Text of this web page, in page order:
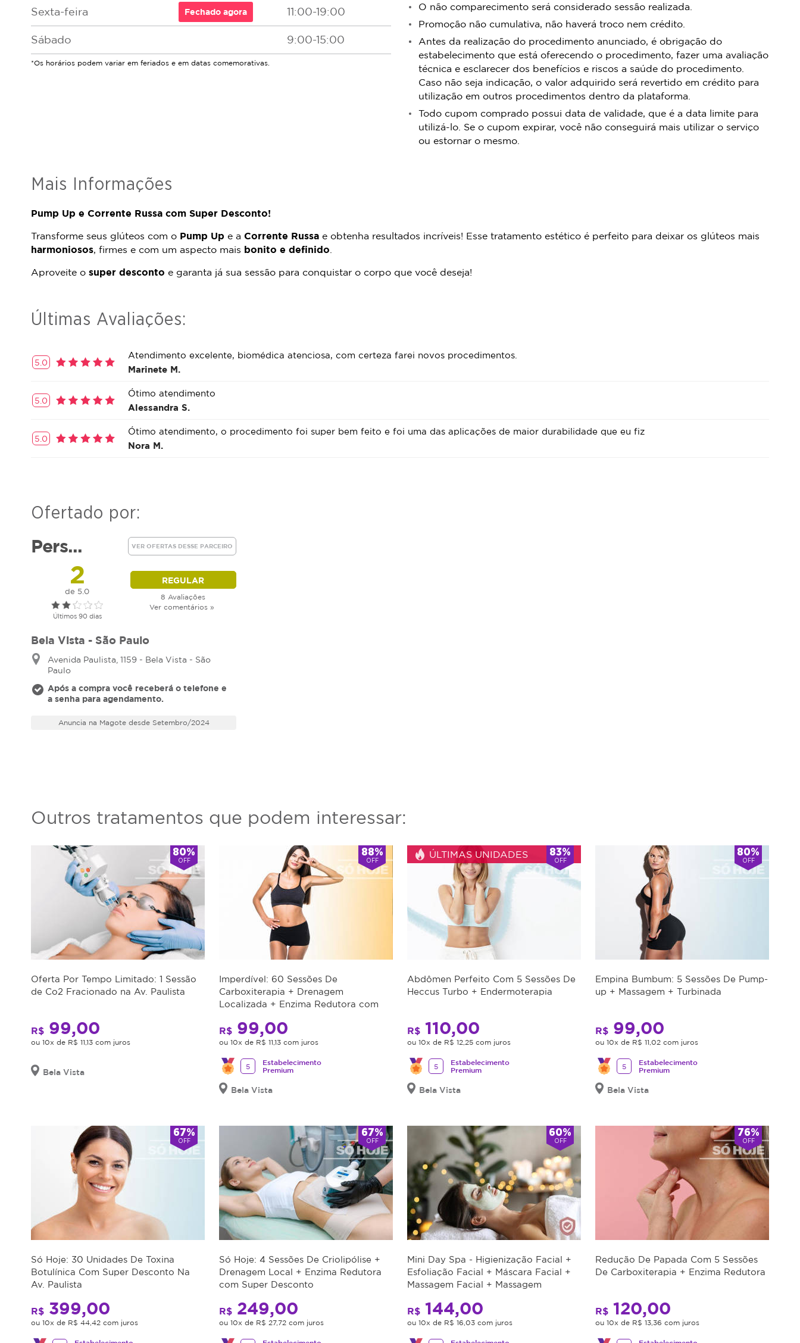
Sexta-feira Fechado agora 11:00-19:00
Sábado 9:00-15:00
*Os horários podem variar em feriados e em datas comemorativas.
O não comparecimento será considerado sessão realizada.
Promoção não cumulativa, não haverá troco nem crédito.
Antes da realização do procedimento anunciado, é obrigação do
estabelecimento que está oferecendo o procedimento, fazer uma avaliação
técnica e esclarecer dos benefícios e riscos a saúde do procedimento.
Caso não seja indicação, o valor adquirido será revertido em crédito para
utilização em outros procedimentos dentro da plataforma.
Todo cupom comprado possui data de validade, que é a data limite para
utilizá-lo. Se o cupom expirar, você não conseguirá mais utilizar o serviço
ou estornar o mesmo.
Mais Informações
Pump Up e Corrente Russa com Super Desconto!
Transforme seus glúteos com o Pump Up e a Corrente Russa e obtenha resultados incríveis! Esse tratamento estético é perfeito para deixar os glúteos mais
harmoniosos, firmes e com um aspecto mais bonito e definido
Aproveite o super desconto e garanta já sua sessão para conquistar o corpo que você deseja!
Últimas Avaliações:
5.0
Atendimento excelente, biomédica atenciosa, com certeza farei novos procedimentos.
Marinete M.
5.0
Ótimo atendimento
Alessandra S.
5.0
Ótimo atendimento, o procedimento foi super bem feito e foi uma das aplicações de maior durabilidade que eu fiz
Nora M.
Ofertado por:
Pers... VER OFERTAS DESSE PARCEIRO
2
de 5.0
Últimos 90 dias
REGULAR
8 Avaliações
Ver comentários »
Bela Vista - São Paulo
Avenida Paulista, 1159 - Bela Vista - São
Paulo
Após a compra você receberá o telefone e
a senha para agendamento.
Anuncia na Magote desde Setembro/2024
Outros tratamentos que podem interessar:
80%
OFF
Oferta Por Tempo Limitado: 1 Sessão
de Co2 Fracionado na Av. Paulista
R$ 99,00
ou 10x de R$ 11,13 com juros
Bela Vista
88%
OFF
Imperdível: 60 Sessões De
Carboxiterapia + Drenagem
Localizada + Enzima Redutora com
R$ 99,00
ou 10x de R$ 11,13 com juros
5
Estabelecimento
Premium
Bela Vista
ÚLTIMAS UNIDADES 83%
OFF
Abdômen Perfeito Com 5 Sessões De
Heccus Turbo + Endermoterapia
R$ 110,00
ou 10x de R$ 12,25 com juros
5
Estabelecimento
Premium
Bela Vista
80%
OFF
Empina Bumbum: 5 Sessões De Pump-
up + Massagem + Turbinada
R$ 99,00
ou 10x de R$ 11,02 com juros
5
Estabelecimento
Premium
Bela Vista
67%
OFF
Só Hoje: 30 Unidades De Toxina
Botulínica Com Super Desconto Na
Av. Paulista
R$ 399,00
ou 10x de R$ 44,42 com juros
67%
OFF
Só Hoje: 4 Sessões De Criolipólise +
Drenagem Local + Enzima Redutora
com Super Desconto
R$ 249,00
ou 10x de R$ 27,72 com juros
60%
OFF
Mini Day Spa - Higienização Facial +
Esfoliação Facial + Máscara Facial +
Massagem Facial + Massagem
R$ 144,00
ou 10x de R$ 16,03 com juros
76%
OFF
Redução De Papada Com 5 Sessões
De Carboxiterapia + Enzima Redutora
R$ 120,00
ou 10x de R$ 13,36 com juros